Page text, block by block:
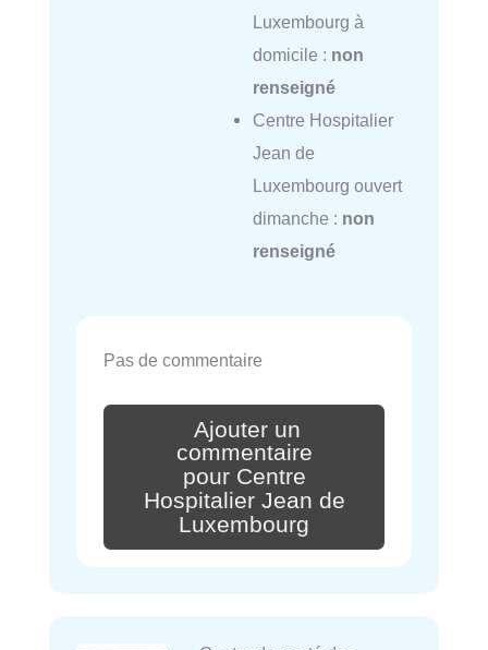
Luxembourg à
domicile : non
renseigné
Centre Hospitalier
Jean de
Luxembourg ouvert
dimanche : non
renseigné
Pas de commentaire
Ajouter un
commentaire
pour Centre
Hospitalier Jean de
Luxembourg